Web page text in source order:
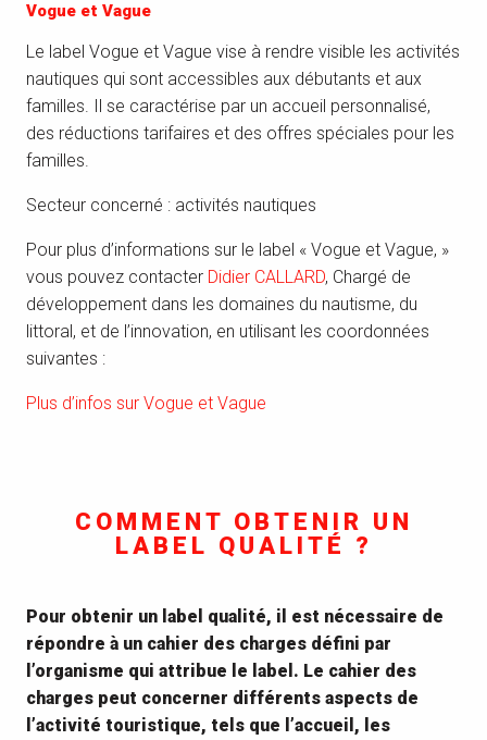
Vogue et Vague
Le label Vogue et Vague vise à rendre visible les activités
nautiques qui sont accessibles aux débutants et aux
familles. Il se caractérise par un accueil personnalisé,
des réductions tarifaires et des offres spéciales pour les
familles.
Secteur concerné : activités nautiques
Pour plus d’informations sur le label « Vogue et Vague, »
vous pouvez contacter Didier CALLARD, Chargé de
développement dans les domaines du nautisme, du
littoral, et de l’innovation, en utilisant les coordonnées
suivantes :
Plus d’infos sur Vogue et Vague
COMMENT OBTENIR UN
LABEL QUALITÉ ?
Pour obtenir un label qualité, il est nécessaire de
répondre à un cahier des charges défini par
l’organisme qui attribue le label. Le cahier des
charges peut concerner différents aspects de
l’activité touristique, tels que l’accueil, les